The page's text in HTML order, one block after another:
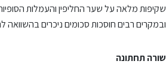
שקיפות מלאה על שער החליפין והעמלות
ובמקרים רבים חוסכות סכומים ניכרים בהשוואה
שורה תחתונה